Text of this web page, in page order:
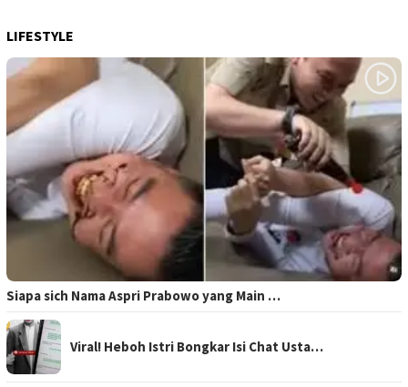
LIFESTYLE
Siapa sich Nama Aspri Prabowo yang Main …
Viral! Heboh Istri Bongkar Isi Chat Usta…